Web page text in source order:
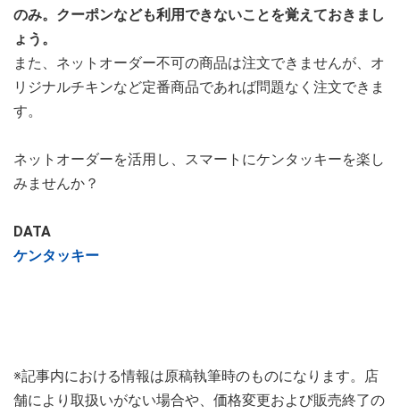
のみ。クーポンなども利用できないことを覚えておきまし
ょう。
また、ネットオーダー不可の商品は注文できませんが、オ
リジナルチキンなど定番商品であれば問題なく注文できま
す。
ネットオーダーを活用し、スマートにケンタッキーを楽し
みませんか？
DATA
ケンタッキー
※記事内における情報は原稿執筆時のものになります。店
舗により取扱いがない場合や、価格変更および販売終了の